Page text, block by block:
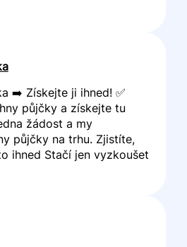
➡️ Získejte ji ihned! ✅
půjčky a získejte tu
žádost a my
půjčky na trhu. Zjistíte,
ihned Stačí jen vyzkoušet